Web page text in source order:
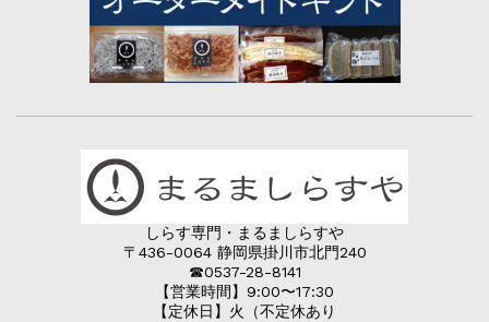
しらす専門・まるましらすや
〒436-0064 静岡県掛川市北門240
☎︎0537-28-8141
【営業時間】9:00〜17:30
【定休日】火（不定休あり